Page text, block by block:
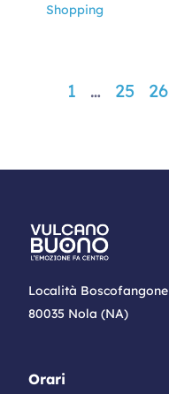
Shopping
1 … 25 26
Località Boscofangone
80035 Nola (NA)
Orari